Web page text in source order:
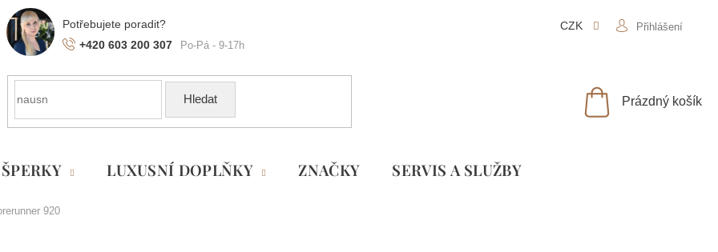
+420 603 200 307
CZK Přihlášení
Hledat
NÁKUPNÍ
Prázdný košík
ŠPERKY LUXUSNÍ DOPLŇKY ZNAČKY SLUŽBY
920